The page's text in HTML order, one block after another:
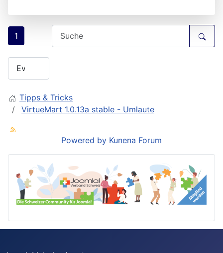
1
Tipps & Tricks
VirtueMart 1.0.13a stable - Umlaute
Powered by Kunena Forum